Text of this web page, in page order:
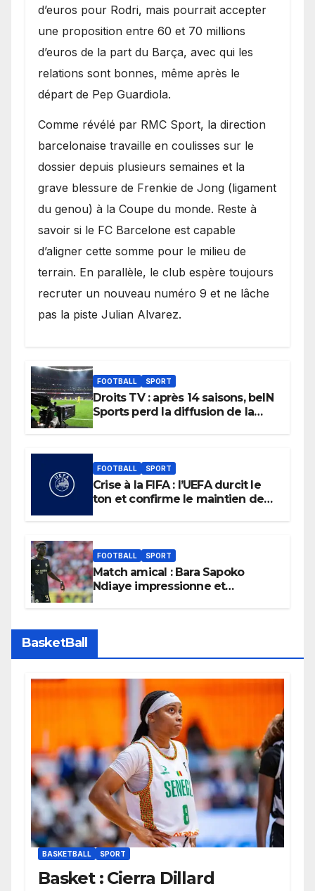
d’euros pour Rodri, mais pourrait accepter
une proposition entre 60 et 70 millions
d’euros de la part du Barça, avec qui les
relations sont bonnes, même après le
départ de Pep Guardiola.
​Comme révélé par RMC Sport, la direction
barcelonaise travaille en coulisses sur le
dossier depuis plusieurs semaines et la
grave blessure de Frenkie de Jong (ligament
du genou) à la Coupe du monde. Reste à
savoir si le FC Barcelone est capable
d’aligner cette somme pour le milieu de
terrain. En parallèle, le club espère toujours
recruter un nouveau numéro 9 et ne lâche
pas la piste Julian Alvarez.
FOOTBALL SPORT
Droits TV : après 14 saisons, beIN
Sports perd la diffusion de la
FOOTBALL SPORT
Crise à la FIFA : l’UEFA durcit le
ton et confirme le maintien de
FOOTBALL SPORT
Match amical : Bara Sapoko
Ndiaye impressionne et
BasketBall
BASKETBALL SPORT
Basket : Cierra Dillard